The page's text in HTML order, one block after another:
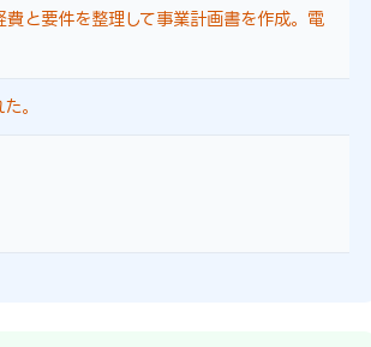
と要件を整理して事業計画書を作成。電
。